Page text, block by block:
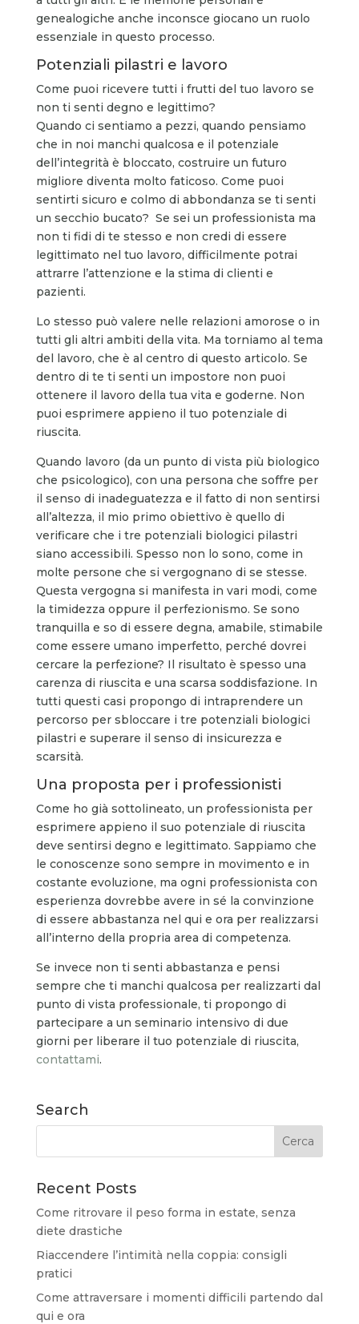
genealogiche anche inconsce giocano un ruolo
essenziale in questo processo.
Potenziali pilastri e lavoro
Come puoi ricevere tutti i frutti del tuo lavoro se
non ti senti degno e legittimo?
Quando ci sentiamo a pezzi, quando pensiamo
che in noi manchi qualcosa e il potenziale
dell’integrità è bloccato, costruire un futuro
migliore diventa molto faticoso. Come puoi
sentirti sicuro e colmo di abbondanza se ti senti
un secchio bucato? Se sei un professionista ma
non ti fidi di te stesso e non credi di essere
legittimato nel tuo lavoro, difficilmente potrai
attrarre l’attenzione e la stima di clienti e
pazienti.
Lo stesso può valere nelle relazioni amorose o in
tutti gli altri ambiti della vita. Ma torniamo al tema
del lavoro, che è al centro di questo articolo. Se
dentro di te ti senti un impostore non puoi
ottenere il lavoro della tua vita e goderne. Non
puoi esprimere appieno il tuo potenziale di
riuscita.
Quando lavoro (da un punto di vista più biologico
che psicologico), con una persona che soffre per
il senso di inadeguatezza e il fatto di non sentirsi
all’altezza, il mio primo obiettivo è quello di
verificare che i tre potenziali biologici pilastri
siano accessibili. Spesso non lo sono, come in
molte persone che si vergognano di se stesse.
Questa vergogna si manifesta in vari modi, come
la timidezza oppure il perfezionismo. Se sono
tranquilla e so di essere degna, amabile, stimabile
come essere umano imperfetto, perché dovrei
cercare la perfezione? Il risultato è spesso una
carenza di riuscita e una scarsa soddisfazione. In
tutti questi casi propongo di intraprendere un
percorso per sbloccare i tre potenziali biologici
pilastri e superare il senso di insicurezza e
scarsità.
Una proposta per i professionisti
Come ho già sottolineato, un professionista per
esprimere appieno il suo potenziale di riuscita
deve sentirsi degno e legittimato. Sappiamo che
le conoscenze sono sempre in movimento e in
costante evoluzione, ma ogni professionista con
esperienza dovrebbe avere in sé la convinzione
di essere abbastanza nel qui e ora per realizzarsi
all’interno della propria area di competenza.
Se invece non ti senti abbastanza e pensi
sempre che ti manchi qualcosa per realizzarti dal
punto di vista professionale, ti propongo di
partecipare a un seminario intensivo di due
giorni per liberare il tuo potenziale di riuscita,
contattami.
Search
Recent Posts
Come ritrovare il peso forma in estate, senza
diete drastiche
Riaccendere l’intimità nella coppia: consigli
pratici
Come attraversare i momenti difficili partendo dal
qui e ora